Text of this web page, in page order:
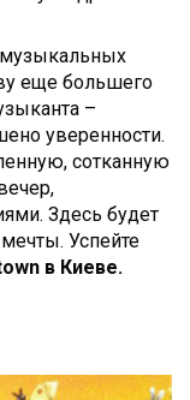
музыкальных
еще большего
–
уверенности.
сотканную
Здесь будет
Успейте
в Киеве.